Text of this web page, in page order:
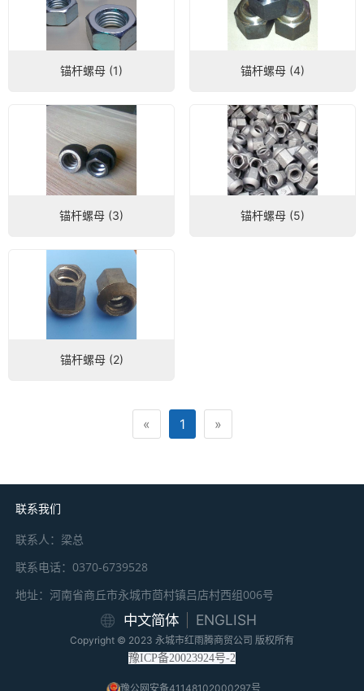
锚杆螺母 (1) 锚杆螺母 (4)
锚杆螺母 (3) 锚杆螺母 (5)
锚杆螺母 (2)
« 1 »
联系我们
联系人：梁总
联系电话：0370-6739528
地址：河南省商丘市永城市茴村镇吕店村西组006号
中文简体 ENGLISH
Copyright © 2023 永城市红雨腾商贸公司 版权所有
豫ICP备20023924号-2
豫公网安备41148102000297号
微信号：